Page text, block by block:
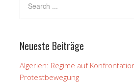
Neueste Beiträge
Algerien: Regime auf
Protestbewegung